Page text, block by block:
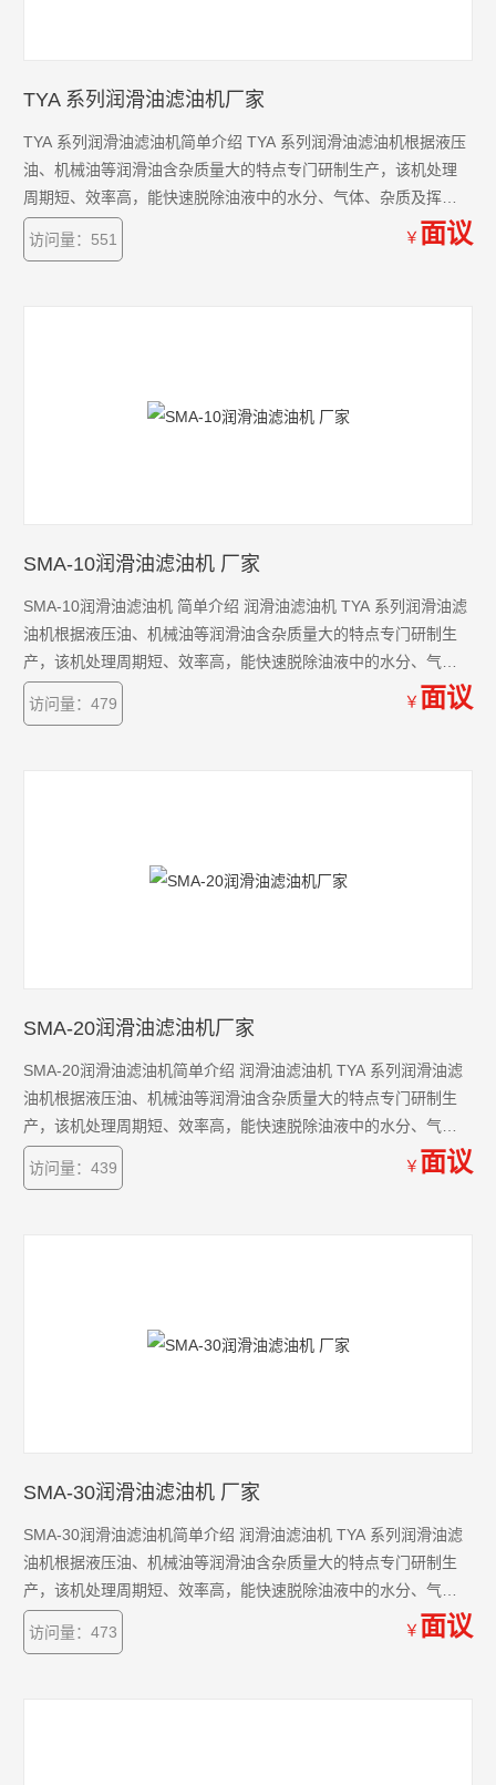
TYA 系列润滑油滤油机厂家
TYA 系列润滑油滤油机简单介绍 TYA 系列润滑油滤油机根据液压
油、机械油等润滑油含杂质量大的特点专门研制生产，该机处理
周期短、效率高，能快速脱除油液中的水分、气体、杂质及挥发
物（如酒精、汽油、氨气等）。
访问量：551
￥ 面议
SMA-10润滑油滤油机 厂家
SMA-10润滑油滤油机 简单介绍 润滑油滤油机 TYA 系列润滑油滤
油机根据液压油、机械油等润滑油含杂质量大的特点专门研制生
产，该机处理周期短、效率高，能快速脱除油液中的水分、气
体、杂质及挥发物（如酒精、汽油、氨气等）。提高油液品质，
恢复润滑油粘度、闪点及使用性能。保证液压系统、动力系统、
访问量：479 ￥ 面议
SMA-20润滑油滤油机厂家
SMA-20润滑油滤油机简单介绍 润滑油滤油机 TYA 系列润滑油滤
油机根据液压油、机械油等润滑油含杂质量大的特点专门研制生
产，该机处理周期短、效率高，能快速脱除油液中的水分、气
体、杂质及挥发物（如酒精、汽油、氨气等）。
访问量：439
￥ 面议
SMA-30润滑油滤油机 厂家
SMA-30润滑油滤油机简单介绍 润滑油滤油机 TYA 系列润滑油滤
油机根据液压油、机械油等润滑油含杂质量大的特点专门研制生
产，该机处理周期短、效率高，能快速脱除油液中的水分、气
体、杂质及挥发物（如酒精、汽油、氨气等）。
访问量：473
￥ 面议